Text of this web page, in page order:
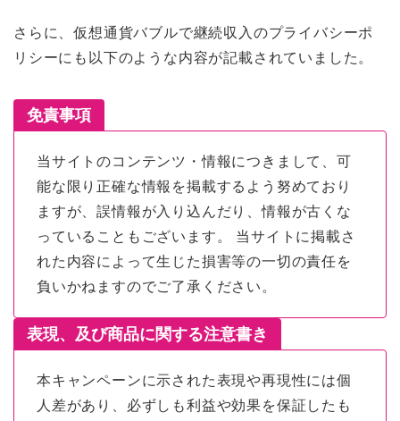
さらに、仮想通貨バブルで継続収入のプライバシーポ
リシーにも以下のような内容が記載されていました。
免責事項
当サイトのコンテンツ・情報につきまして、可
能な限り正確な情報を掲載するよう努めており
ますが、誤情報が入り込んだり、情報が古くな
っていることもございます。 当サイトに掲載さ
れた内容によって生じた損害等の一切の責任を
負いかねますのでご了承ください。
表現、及び商品に関する注意書き
本キャンペーンに示された表現や再現性には個
人差があり、必ずしも利益や効果を保証したも